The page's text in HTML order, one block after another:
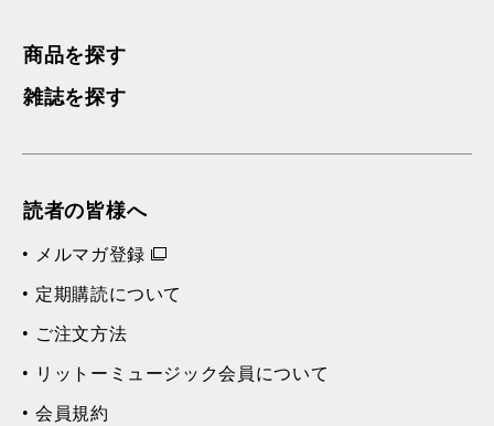
商品を探す
雑誌を探す
読者の皆様へ
メルマガ登録
定期購読について
ご注文方法
リットーミュージック会員について
会員規約